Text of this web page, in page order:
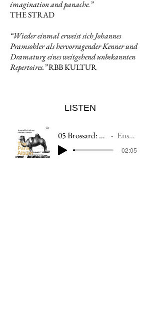
imagination and panache.”
THE STRAD
“Wieder einmal erweist sich Johannes
Pramsohler als hervorragender Kenner und
Dramaturg eines weitgehend unbekannten
Repertoires.”RBB KULTUR
LISTEN
05 Brossard: Sonata 'La Primogenita' Ensemble Diderot
-02:05